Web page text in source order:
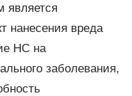
нанесения вреда
НС на
заболевания,